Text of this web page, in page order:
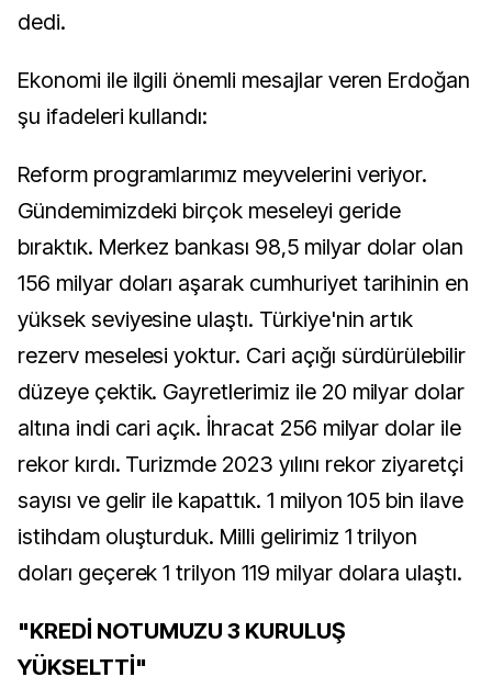
dedi.
Ekonomi ile ilgili önemli mesajlar veren Erdoğan
şu ifadeleri kullandı:
Reform programlarımız meyvelerini veriyor.
Gündemimizdeki birçok meseleyi geride
bıraktık. Merkez bankası 98,5 milyar dolar olan
156 milyar doları aşarak cumhuriyet tarihinin en
yüksek seviyesine ulaştı. Türkiye'nin artık
rezerv meselesi yoktur. Cari açığı sürdürülebilir
düzeye çektik. Gayretlerimiz ile 20 milyar dolar
altına indi cari açık. İhracat 256 milyar dolar ile
rekor kırdı. Turizmde 2023 yılını rekor ziyaretçi
sayısı ve gelir ile kapattık. 1 milyon 105 bin ilave
istihdam oluşturduk. Milli gelirimiz 1 trilyon
doları geçerek 1 trilyon 119 milyar dolara ulaştı.
"KREDİ NOTUMUZU 3 KURULUŞ
YÜKSELTTİ"